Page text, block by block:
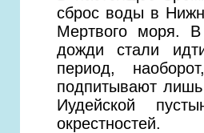
сброс воды в
Мертвого моря. В
дожди стали
период,
подпитывают
Иудейской
окрестностей.